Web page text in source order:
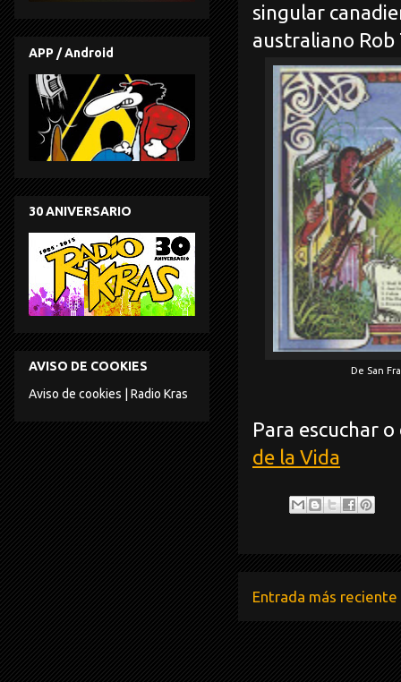
singular
australiano Rob
De San
Para escuchar
de la Vida
Entrada más reciente
APP / Android
30 ANIVERSARIO
AVISO DE COOKIES
Aviso de cookies | Radio Kras